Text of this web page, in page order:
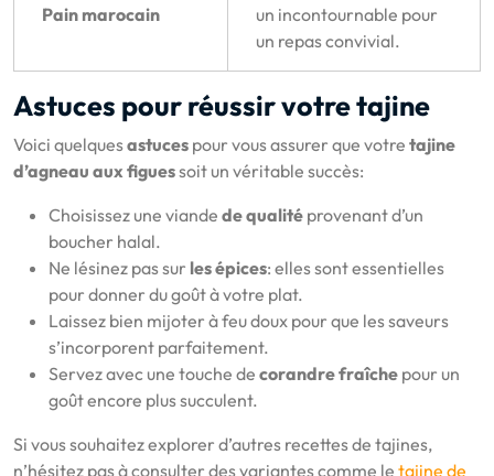
Pain marocain
un incontournable pour
un repas convivial.
Astuces pour réussir votre tajine
Voici quelquesastuces pour vous assurer que votre tajine
d’agneau aux figuessoit un véritable succès:
Choisissez une viande de qualité provenant d’un
boucher halal.
Ne lésinez pas sur les épices: elles sont essentielles
pour donner du goût à votre plat.
Laissez bien mijoter à feu doux pour que les saveurs
s’incorporent parfaitement.
Servez avec une touche de corandre fraîche pour un
goût encore plus succulent.
Si vous souhaitez explorer d’autres recettes de tajines,
n’hésitez pas à consulter des variantes comme le tajine de